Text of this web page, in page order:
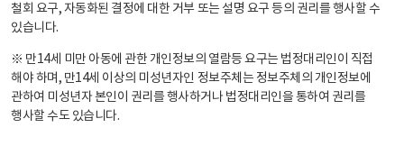
철회 요구, 자동화된 결정에 대한 거부 또는 설명 요구 등의 권리를 행사할 수
있습니다.
※ 만14세 미만 아동에 관한 개인정보의 열람등 요구는 법정대리인이 직접
해야 하며, 만14세 이상의 미성년자인 정보주체는 정보주체의 개인정보에
관하여 미성년자 본인이 권리를 행사하거나 법정대리인을 통하여 권리를
행사할 수도 있습니다.